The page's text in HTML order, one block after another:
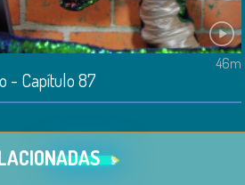
- Capítulo 87
46m